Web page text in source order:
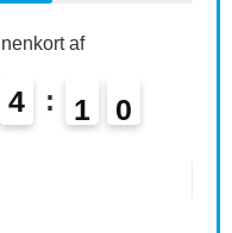
af
4 0 8